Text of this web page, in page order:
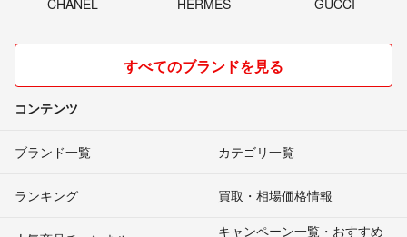
CHANEL HERMES GUCCI
すべてのブランドを見る
コンテンツ
ブランド一覧 カテゴリ一覧
ランキング 買取・相場価格情報
キャンペーン一覧・おすすめ